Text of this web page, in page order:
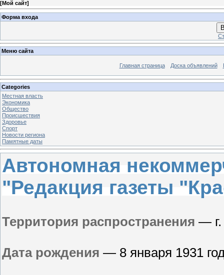
[Мой сайт]
Форма входа
Меню сайта
Главная страница Доска объявлений
Categories
Местная власть
Экономика
Общество
Проиcшествия
Здоровье
Спорт
Новости региона
Памятные даты
Автономная
"Редакция газеты
Территория распространения — г.
Дата рождения — 8 января 1931